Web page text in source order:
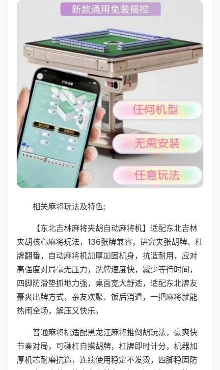
相关麻将玩法及特色;
【东北吉林麻将夹胡自动麻将机】适配东北吉林
夹胡核心麻将玩法，136张牌兼容，讲究夹张胡牌、杠
牌翻番，自动麻将机加厚加固机身，抗造耐用，应对
高强度对局毫无压力，洗牌速度快，减少等待时间，
四脚防滑垫抓地力强，桌面宽大舒适，适配东北牌友
豪爽出牌方式，亲友欢聚、饭后消遣，一把麻将就能
热闹全场，解压又快乐。
普通麻将机适配黑龙江麻将推倒胡玩法，豪爽快
节奏对局，可碰杠自摸胡牌，杠牌即时计分，机器加
厚机芯耐磨抗造，连续使用稳定不发烫，四脚稳固防